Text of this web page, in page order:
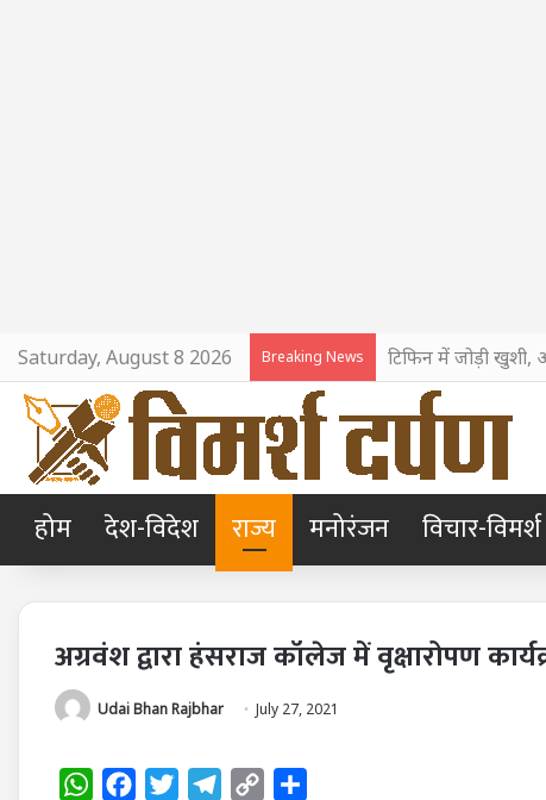
Saturday, August 8 2026 Breaking News टिफिन में जोड़ी खुशी,
होम देश-विदेश राज्य मनोरंजन विचार-विमर्श
अग्रवंश द्वारा हंसराज कॉलेज में वृक्षारोपण
Udai Bhan Rajbhar July 27, 2021
W